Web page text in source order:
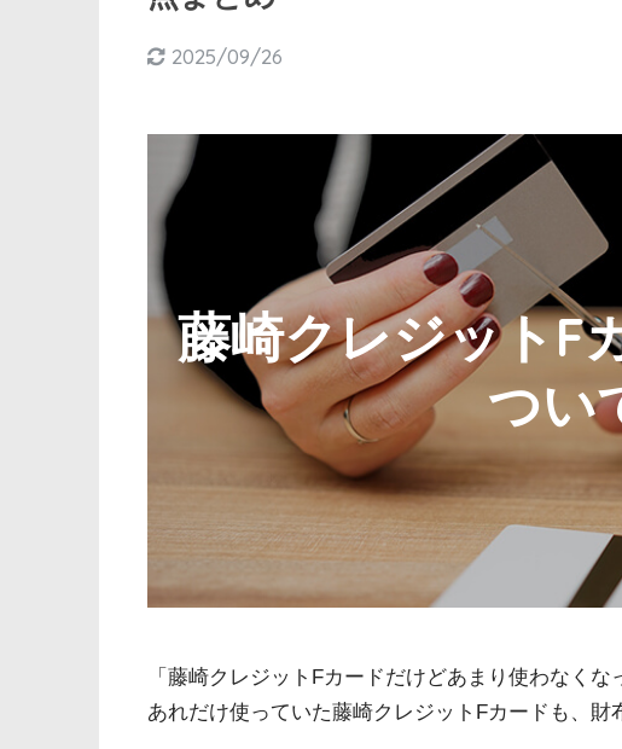
2025/09/26
藤崎クレジットF
つい
「藤崎クレジットFカードだけどあまり使わなく
あれだけ使っていた藤崎クレジットFカードも、財